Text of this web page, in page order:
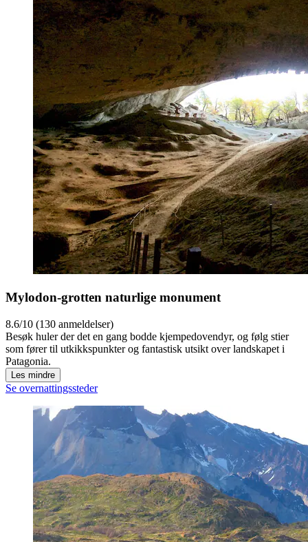
Mylodon-grotten naturlige monument
8.6/10 (130 anmeldelser)
Besøk huler der det en gang bodde kjempedovendyr, og følg stier
som fører til utkikkspunkter og fantastisk utsikt over landskapet i
Patagonia.
Les mindre
Se overnattingssteder